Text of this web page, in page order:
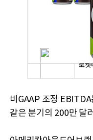
비GAAP 조정
같은 분기의 200만 달